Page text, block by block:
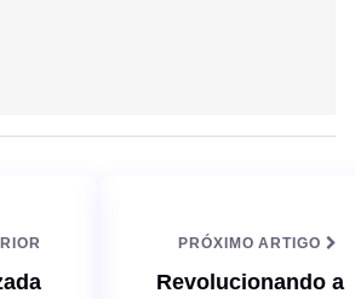
PRÓXIMO ARTIGO
Revolucionando a